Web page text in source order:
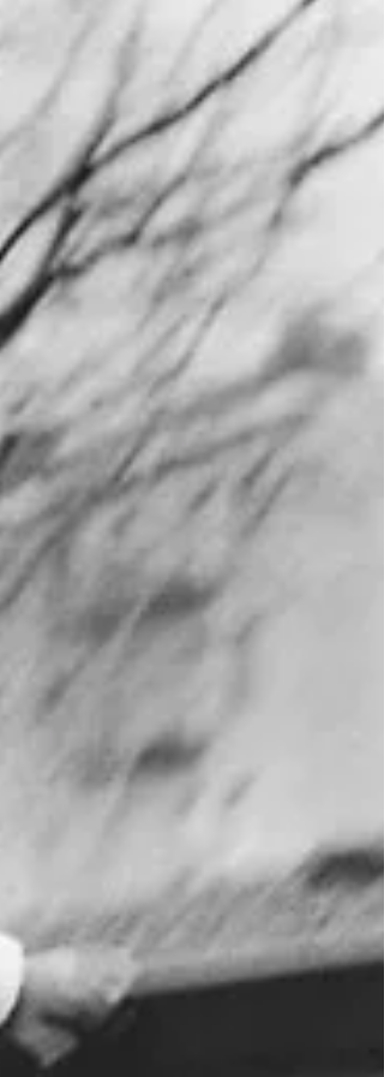
resistencia de una política, la consistencia de una
soledad que espera. Un intelectual vive siendo lo
que piensa, lo que no puede dejar de pensar, lo
que imagina que sería posible si no pensara sólo
lo que piensa. 2. El libro